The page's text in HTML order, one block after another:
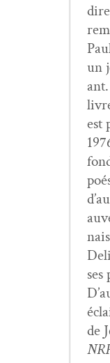
un
est
ses
de